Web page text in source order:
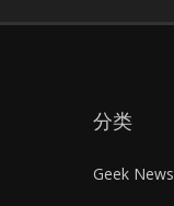
分类
Geek News